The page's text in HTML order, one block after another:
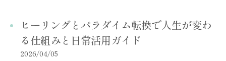
ヒーリングとパラダイム転換で人生が変わ
る仕組みと日常活用ガイド
2026/04/05